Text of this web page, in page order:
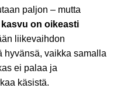
paljon – mutta
on oikeasti
liikevaihdon
hyvänsä, vaikka samalla
ei palaa ja
käsistä.